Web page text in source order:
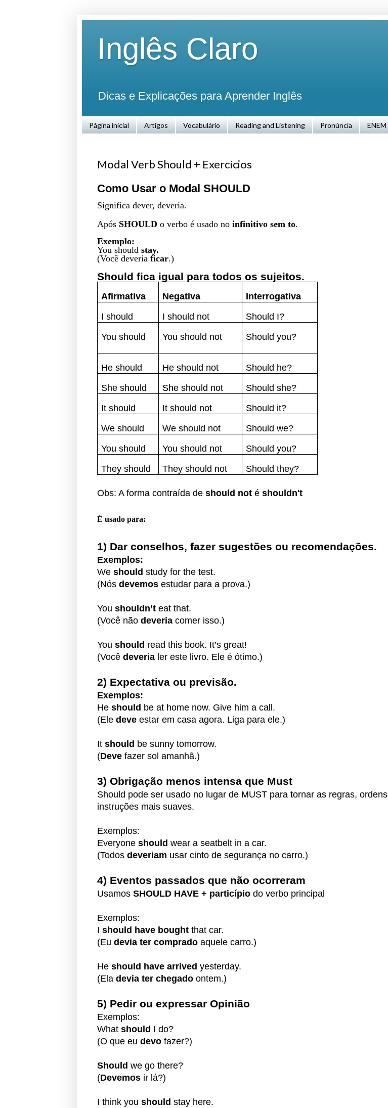
Inglês Claro
Dicas e Explicações para Aprender Inglês
Página inicial Artigos Vocabulário Reading and Listening Pronúncia ENEM
Modal Verb Should + Exercícios
Como Usar o Modal SHOULD
Significa dever, deveria.
Após SHOULD o verbo é usado no infinitivo sem to.
Exemplo:
You should stay.
(Você deveria ficar.)
Should fica igual para todos os sujeitos.
Afirmativa Negativa
Interrogativa
I should
I should not
Should I?
You should
You should not Should you?
He should He should not
Should he?
She should
She should not
Should she?
It should
It should not
Should it?
We should
We should not
Should we?
You should
You should not
Should you?
They should
They should not Should they?
Obs: A forma contraída de should not é shouldn't
É usado para:
1) Dar conselhos, fazer sugestões ou recomendações.
Exemplos:
We should study for the test.
(Nós devemos estudar para a prova.)
You shouldn’t eat that.
(Você não deveria comer isso.)
You should read this book. It’s great!
(Você deveria ler este livro. Ele é ótimo.)
2) Expectativa ou previsão.
Exemplos:
He should be at home now. Give him a call.
(Ele deve estar em casa agora. Liga para ele.)
It should be sunny tomorrow.
(Deve fazer sol amanhã.)
3) Obrigação menos intensa que Must
Should pode ser usado no lugar de MUST para tornar as regras, ordens
instruções mais suaves.
Exemplos:
Everyone should wear a seatbelt in a car.
(Todos deveriam usar cinto de segurança no carro.)
4) Eventos passados que não ocorreram
Usamos SHOULD HAVE + particípio do verbo principal
Exemplos:
I should have bought that car.
(Eu devia ter comprado aquele carro.)
He should have arrived yesterday.
(Ela devia ter chegado ontem.)
5) Pedir ou expressar Opinião
Exemplos:
What should I do?
(O que eu devo fazer?)
Should we go there?
(Devemos ir lá?)
I think you should stay here.